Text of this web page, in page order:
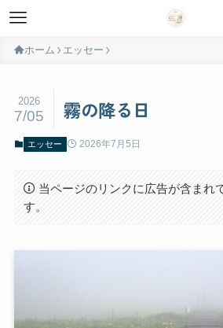
ホーム エッセー
霧の降る日
2026
7/05
エッセー 2026年7月5日
当ページのリンクに広告が含まれ
す。